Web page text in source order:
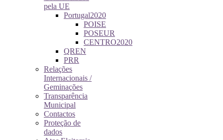
pela UE
Portugal2020
POISE
POSEUR
CENTRO2020
QREN
PRR
Relações
Internacionais /
Geminações
Transparência
Municipal
Contactos
Proteção de
dados